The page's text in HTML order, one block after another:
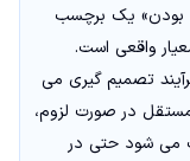
بودن» یک برچسب
واقعی است.
تصمیم گیری می
در صورت لزوم،
می شود حتی در